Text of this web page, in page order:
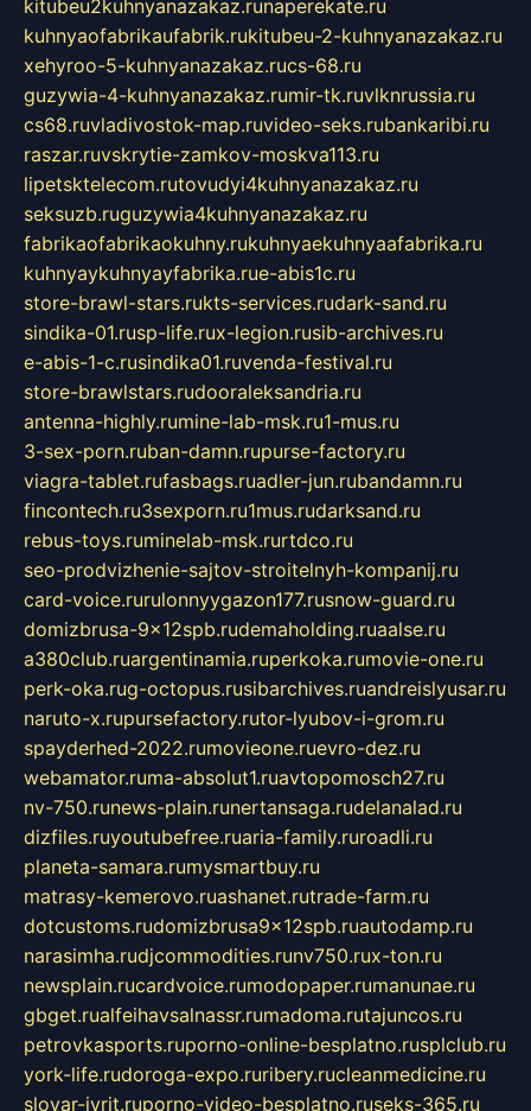
kitubeu2kuhnyanazakaz.runaperekate.ru
kuhnyaofabrikaufabrik.rukitubeu-2-kuhnyanazakaz.ru
xehyroo-5-kuhnyanazakaz.rucs-68.ru
guzywia-4-kuhnyanazakaz.rumir-tk.ruvlknrussia.ru
cs68.ruvladivostok-map.ruvideo-seks.rubankaribi.ru
raszar.ruvskrytie-zamkov-moskva113.ru
lipetsktelecom.rutovudyi4kuhnyanazakaz.ru
seksuzb.ruguzywia4kuhnyanazakaz.ru
fabrikaofabrikaokuhny.rukuhnyaekuhnyaafabrika.ru
kuhnyaykuhnyayfabrika.rue-abis1c.ru
store-brawl-stars.rukts-services.rudark-sand.ru
sindika-01.rusp-life.rux-legion.rusib-archives.ru
e-abis-1-c.rusindika01.ruvenda-festival.ru
store-brawlstars.rudooraleksandria.ru
antenna-highly.rumine-lab-msk.ru1-mus.ru
3-sex-porn.ruban-damn.rupurse-factory.ru
viagra-tablet.rufasbags.ruadler-jun.rubandamn.ru
fincontech.ru3sexporn.ru1mus.rudarksand.ru
rebus-toys.ruminelab-msk.rurtdco.ru
seo-prodvizhenie-sajtov-stroitelnyh-kompanij.ru
card-voice.rurulonnyygazon177.rusnow-guard.ru
domizbrusa-9x12spb.rudemaholding.ruaalse.ru
a380club.ruargentinamia.ruperkoka.rumovie-one.ru
perk-oka.rug-octopus.rusibarchives.ruandreislyusar.ru
naruto-x.rupursefactory.rutor-lyubov-i-grom.ru
spayderhed-2022.rumovieone.ruevro-dez.ru
webamator.ruma-absolut1.ruavtopomosch27.ru
nv-750.runews-plain.runertansaga.rudelanalad.ru
dizfiles.ruyoutubefree.ruaria-family.ruroadli.ru
planeta-samara.rumysmartbuy.ru
matrasy-kemerovo.ruashanet.rutrade-farm.ru
dotcustoms.rudomizbrusa9x12spb.ruautodamp.ru
narasimha.rudjcommodities.runv750.rux-ton.ru
newsplain.rucardvoice.rumodopaper.rumanunae.ru
gbget.rualfeihavsalnassr.rumadoma.rutajuncos.ru
petrovkasports.ruporno-online-besplatno.rusplclub.ru
york-life.rudoroga-expo.ruribery.rucleanmedicine.ru
slovar-ivrit.ruporno-video-besplatno.ruseks-365.ru